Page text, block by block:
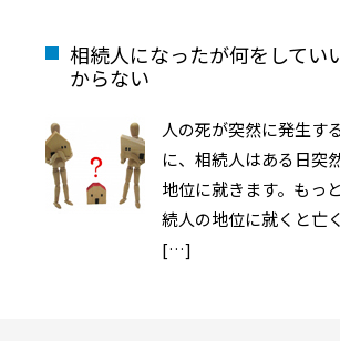
相続人になったが何をしてい
からない
人の死が突然に発生す
に、相続人はある日突
地位に就きます。もっ
続人の地位に就くと亡
[…]